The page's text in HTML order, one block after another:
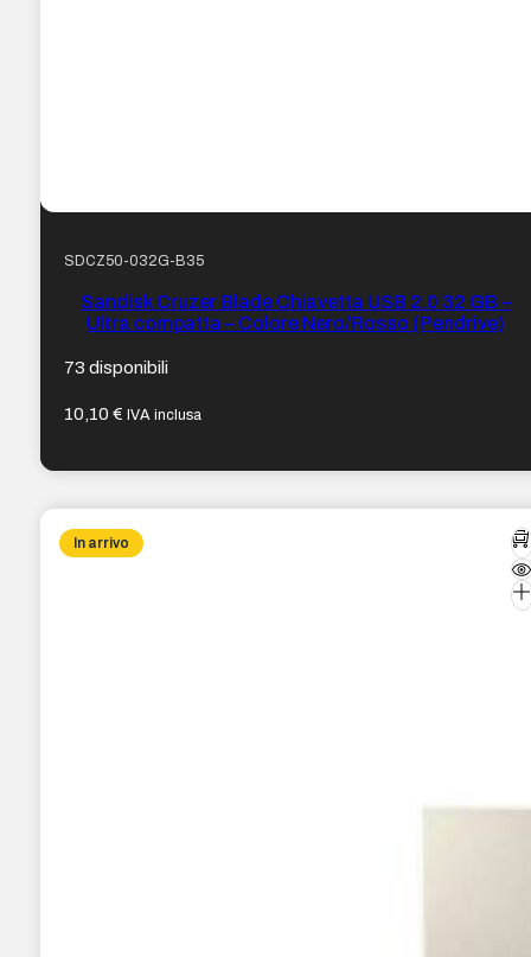
SDCZ50-032G-B35
Sandisk Cruzer Blade Chiavetta USB 2.0 32 GB –
Ultra compatta – Colore Nero/Rosso (Pendrive)
73 disponibili
10,10€ IVA inclusa
In arrivo